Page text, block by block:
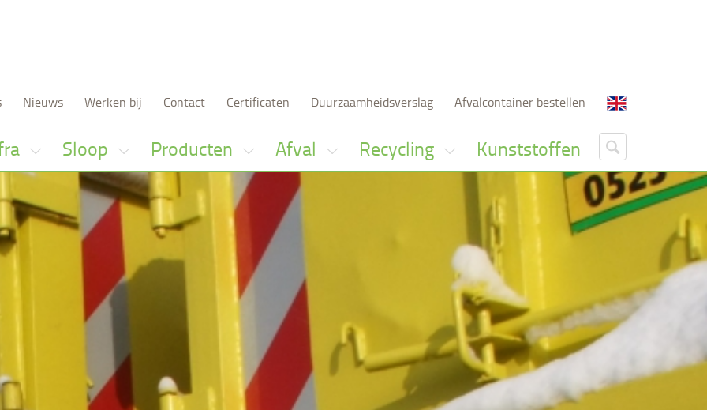
Nieuws Werken bij Contact Certificaten Duurzaamheidsverslag Afvalcontainer bestellen
Sloop Producten Afval Recycling Kunststoffen